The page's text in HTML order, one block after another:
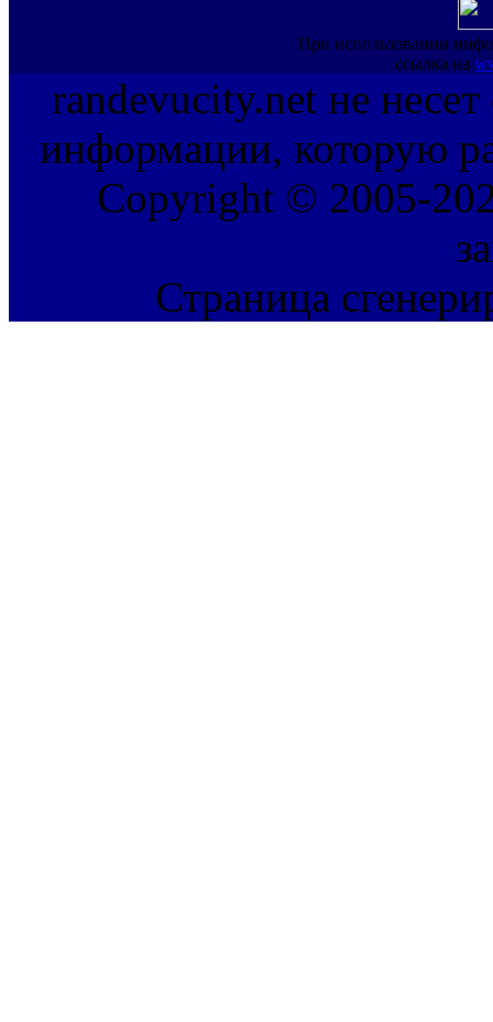
При использовании
ссылка на
randevucity.net не несет
информации, которую
Copyright © 2005-
Страница